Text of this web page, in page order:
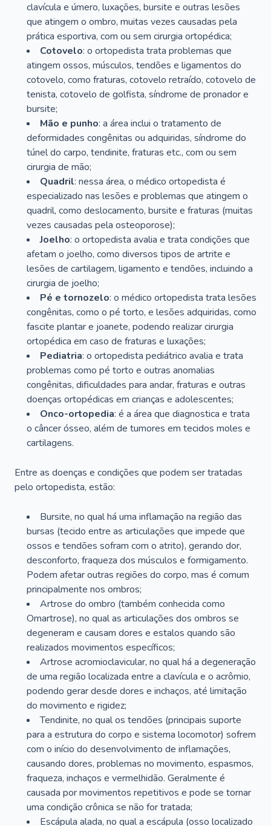
clavícula e úmero, luxações, bursite e outras lesões
que atingem o ombro, muitas vezes causadas pela
prática esportiva, com ou sem cirurgia ortopédica;
Cotovelo: o ortopedista trata problemas que
atingem ossos, músculos, tendões e ligamentos do
cotovelo, como fraturas, cotovelo retraído, cotovelo de
tenista, cotovelo de golfista, síndrome de pronador e
bursite;
Mão e punho: a área inclui o tratamento de
deformidades congênitas ou adquiridas, síndrome do
túnel do carpo, tendinite, fraturas etc., com ou sem
cirurgia de mão;
Quadril: nessa área, o médico ortopedista é
especializado nas lesões e problemas que atingem o
quadril, como deslocamento, bursite e fraturas (muitas
vezes causadas pela osteoporose);
Joelho: o ortopedista avalia e trata condições que
afetam o joelho, como diversos tipos de artrite e
lesões de cartilagem, ligamento e tendões, incluindo a
cirurgia de joelho;
Pé e tornozelo: o médico ortopedista trata lesões
congênitas, como o pé torto, e lesões adquiridas, como
fascite plantar e joanete, podendo realizar cirurgia
ortopédica em caso de fraturas e luxações;
Pediatria: o ortopedista pediátrico avalia e trata
problemas como pé torto e outras anomalias
congênitas, dificuldades para andar, fraturas e outras
doenças ortopédicas em crianças e adolescentes;
Onco-ortopedia: é a área que diagnostica e trata
o câncer ósseo, além de tumores em tecidos moles e
cartilagens.
Entre as doenças e condições que podem ser tratadas
pelo ortopedista, estão:
Bursite, no qual há uma inflamação na região das
bursas (tecido entre as articulações que impede que
ossos e tendões sofram com o atrito), gerando dor,
desconforto, fraqueza dos músculos e formigamento.
Podem afetar outras regiões do corpo, mas é comum
principalmente nos ombros;
Artrose do ombro (também conhecida como
Omartrose), no qual as articulações dos ombros se
degeneram e causam dores e estalos quando são
realizados movimentos específicos;
Artrose acromioclavicular, no qual há a degeneração
de uma região localizada entre a clavícula e o acrômio,
podendo gerar desde dores e inchaços, até limitação
do movimento e rigidez;
Tendinite, no qual os tendões (principais suporte
para a estrutura do corpo e sistema locomotor) sofrem
com o início do desenvolvimento de inflamações,
causando dores, problemas no movimento, espasmos,
fraqueza, inchaços e vermelhidão. Geralmente é
causada por movimentos repetitivos e pode se tornar
uma condição crônica se não for tratada;
Escápula alada, no qual a escápula (osso localizado